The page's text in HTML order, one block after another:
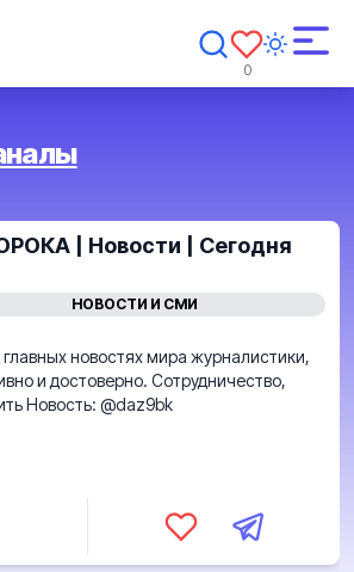
0
| Новости | Сегодня
НОВОСТИ И СМИ
новостях мира журналистики,
и достоверно. Сотрудничество,
Новость: @daz9bk